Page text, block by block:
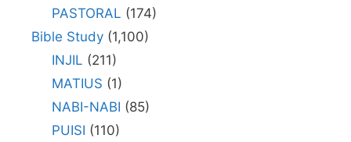
PASTORAL (174)
Bible Study (1,100)
INJIL (211)
MATIUS (1)
NABI-NABI (85)
PUISI (110)